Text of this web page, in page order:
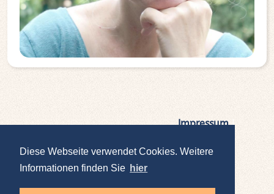
Diese Webseite verwendet Cookies. Weitere
Informationen finden Sie hier
Impressum|